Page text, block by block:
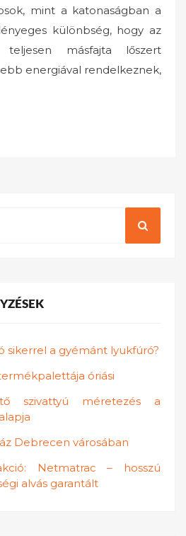
mint a katonaságban a
különbség, hogy az
teljesen másfajta lőszert
energiával rendelkeznek,
sikerrel a gyémánt lyukfúró?
óriási
szivattyú méretezés a
Debrecen városában
Netmatrac – hosszú
alvás garantált